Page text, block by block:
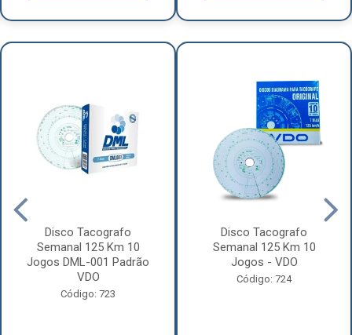
Disco Tacografo
Semanal 125 Km 10
Jogos DML-001 Padrão
VDO
Código: 723
Disco Tacografo
Semanal 125 Km 10
Jogos - VDO
Código: 724